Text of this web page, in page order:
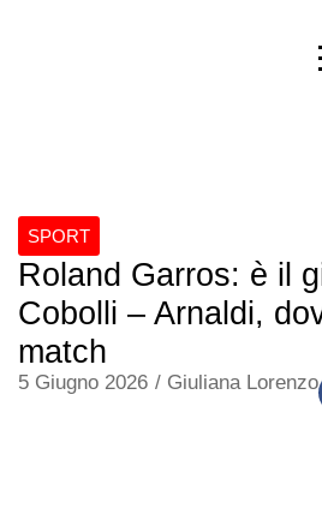
SPORT
Roland Garros: è il
Cobolli – Arnaldi,
match
5 Giugno 2026 / Giuliana Lorenzo